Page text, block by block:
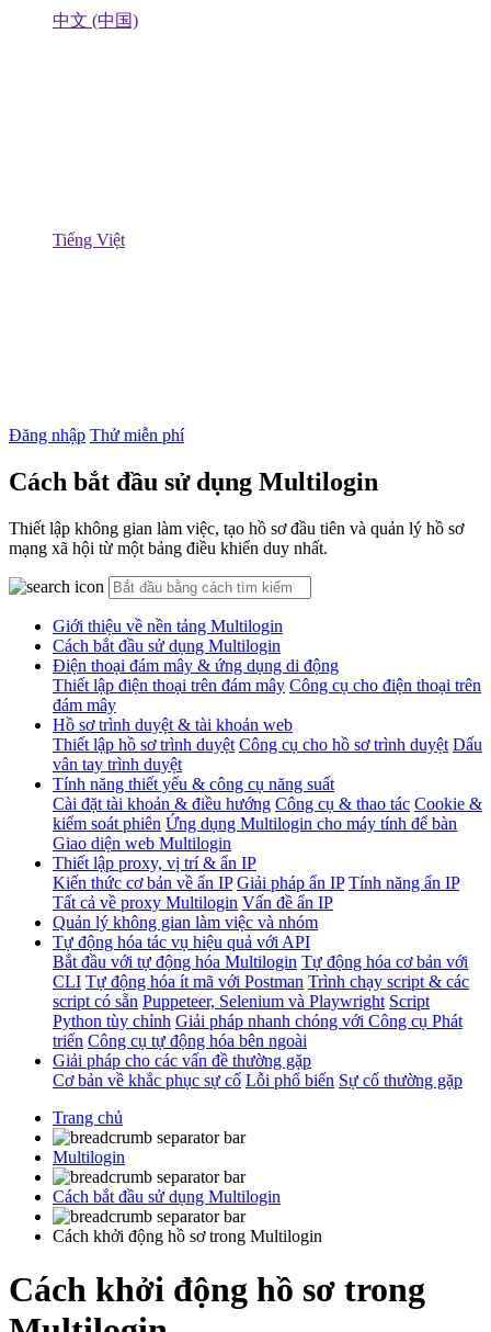
中文 (中国)
Tiếng Việt
Đăng nhập Thử miễn phí
Cách bắt đầu sử dụng Multilogin
Thiết lập không gian làm việc, tạo hồ sơ đầu tiên và quản lý hồ sơ
mạng xã hội từ một bảng điều khiển duy nhất.
Giới thiệu về nền tảng Multilogin
Cách bắt đầu sử dụng Multilogin
Điện thoại đám mây & ứng dụng di động
Thiết lập điện thoại trên đám mây Công cụ cho điện thoại trên
đám mây
Hồ sơ trình duyệt & tài khoản web
Thiết lập hồ sơ trình duyệt Công cụ cho hồ sơ trình duyệt Dấu
vân tay trình duyệt
Tính năng thiết yếu & công cụ năng suất
Cài đặt tài khoản & điều hướng Công cụ & thao tác Cookie &
kiểm soát phiên Ứng dụng Multilogin cho máy tính để bàn
Giao diện web Multilogin
Thiết lập proxy, vị trí & ẩn IP
Kiến thức cơ bản về ẩn IP Giải pháp ẩn IP Tính năng ẩn IP
Tất cả về proxy Multilogin Vấn đề ẩn IP
Quản lý không gian làm việc và nhóm
Tự động hóa tác vụ hiệu quả với API
Bắt đầu với tự động hóa Multilogin Tự động hóa cơ bản với
CLI Tự động hóa ít mã với Postman Trình chạy script & các
script có sẵn Puppeteer, Selenium và Playwright Script
Python tùy chỉnh Giải pháp nhanh chóng với Công cụ Phát
triển Công cụ tự động hóa bên ngoài
Giải pháp cho các vấn đề thường gặp
Cơ bản về khắc phục sự cố Lỗi phổ biến Sự cố thường gặp
Trang chủ
Multilogin
Cách bắt đầu sử dụng Multilogin
Cách khởi động hồ sơ trong Multilogin
Cách khởi động hồ sơ trong